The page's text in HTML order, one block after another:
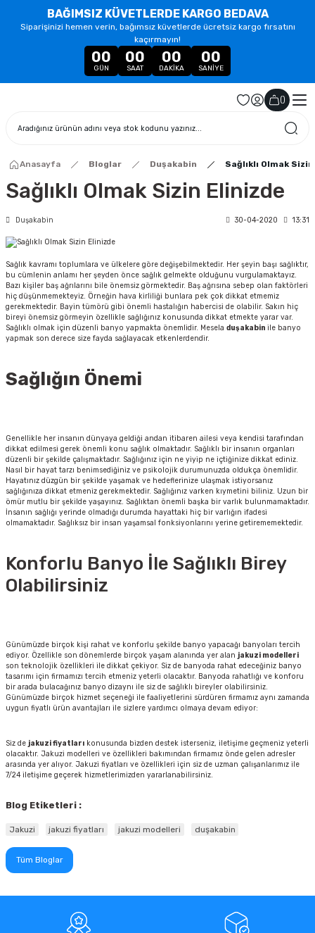
BAĞIMSIZ KÜVETLERDE KARGO BEDAVA
Siparişinizi hemen verin, bağımsız küvetlerde ücretsiz kargo fırsatını
kaçırmayın!
00
GÜN
00
SAAT
00
DAKIKA
00
SANIYE
()
Anasayfa Bloglar Duşakabin Sağlıklı Olmak
Sağlıklı Olmak Sizin Elinizde
Duşakabin 30-04-2020 13:31
Sağlık kavramı toplumlara ve ülkelere göre değişebilmektedir. Her şeyin başı sağlıktır,
bu cümlenin anlamı her şeyden önce sağlık gelmekte olduğunu vurgulamaktayız.
Bazı kişiler baş ağrılarını bile önemsiz görmektedir. Baş ağrısına sebep olan faktörleri
hiç düşünmemekteyiz. Örneğin hava kirliliği bunlara pek çok dikkat etmemiz
gerekmektedir. Bayin tümörü gibi önemli hastalığın habercisi de olabilir. Sakın hiç
bireyi önemsiz görmeyin özellikle sağlığınız konusunda dikkat etmekte yarar var.
Sağlıklı olmak için düzenli banyo yapmakta önemlidir. Mesela duşakabin ile banyo
yapmak son derece size fayda sağlayacak etkenlerdendir.
Sağlığın Önemi
Genellikle her insanın dünyaya geldiği andan itibaren ailesi veya kendisi tarafından
dikkat edilmesi gerek önemli konu sağlık olmaktadır. Sağlıklı bir insanın organları
düzenli bir şekilde çalışmaktadır. Sağlığınız için ne yiyip ne içtiğinize dikkat ediniz.
Nasıl bir hayat tarzı benimsediğiniz ve psikolojik durumunuzda oldukça önemlidir.
Hayatınız düzgün bir şekilde yaşamak ve hedeflerinize ulaşmak istiyorsanız
sağlığınıza dikkat etmeniz gerekmektedir. Sağlığınız varken kıymetini biliniz. Uzun bir
ömür mutlu bir şekilde yaşayınız. Sağlıktan önemli başka bir varlık bulunmamaktadır.
İnsanın sağlığı yerinde olmadığı durumda hayattaki hiç bir varlığın ifadesi
olmamaktadır. Sağlıksız bir insan yaşamsal fonksiyonlarını yerine getirememektedir.
Konforlu Banyo İle Sağlıklı Birey
Olabilirsiniz
Günümüzde birçok kişi rahat ve konforlu şekilde banyo yapacağı banyoları tercih
ediyor. Özellikle son dönemlerde birçok yaşam alanında yer alan jakuzi modelleri
son teknolojik özellikleri ile dikkat çekiyor. Siz de banyoda rahat edeceğiniz banyo
tasarımı için firmamızı tercih etmeniz yeterli olacaktır. Banyoda rahatlığı ve konforu
bir arada bulacağınız banyo dizaynı ile siz de sağlıklı bireyler olabilirsiniz.
Günümüzde birçok hizmet seçeneği ile faaliyetlerini sürdüren firmamız aynı zamanda
uygun fiyatlı ürün avantajları ile sizlere yardımcı olmaya devam ediyor:
Siz de jakuzi fiyatları konusunda bizden destek isterseniz, iletişime geçmeniz yeterli
olacaktır. Jakuzi modelleri ve özellikleri bakımından firmamız önde gelen adresler
arasında yer alıyor. Jakuzi fiyatları ve özellikleri için siz de uzman çalışanlarımız ile
7/24 iletişime geçerek hizmetlerimizden yararlanabilirsiniz.
Blog Etiketleri :
Jakuzi jakuzi fiyatları jakuzi modelleri duşakabin
Tüm Bloglar